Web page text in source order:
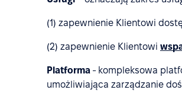
(1) zapewnienie Klientowi
(2) zapewnienie Klientowi
Platforma - kompleksowa
umożliwiająca zarządzanie